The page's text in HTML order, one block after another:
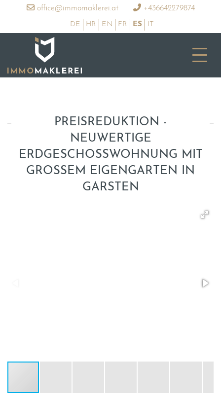
office@immomaklerei.at +436642279874
DE HR EN FR ES IT
PREISREDUKTION -
NEUWERTIGE
ERDGESCHOSSWOHNUNG MIT
GROSSEM EIGENGARTEN IN
GARSTEN